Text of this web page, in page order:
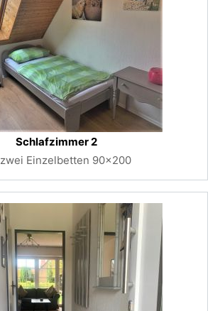
Schlafzimmer 2
Einzelbetten 90x200